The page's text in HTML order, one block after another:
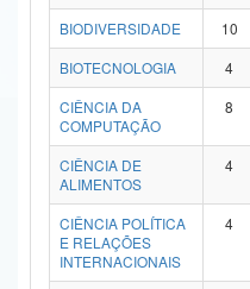
Advocacia-Geral da União
Banco Central do Brasil
BIODIVERSIDADE 10
BIOTECNOLOGIA
4
CIÊNCIA DA
COMPUTAÇÃO
8
CIÊNCIA DE
ALIMENTOS
4
CIÊNCIA POLÍTICA
E RELAÇÕES
INTERNACIONAIS
4